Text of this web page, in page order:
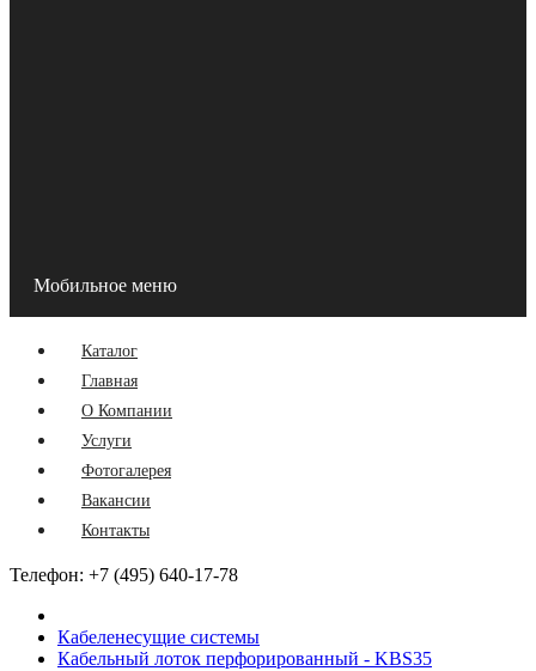
Мобильное меню
Каталог
Главная
О Компании
Услуги
Фотогалерея
Вакансии
Контакты
Телефон: +7 (495) 640-17-78
Кабеленесущие системы
Кабельный лоток перфорированный - KBS35